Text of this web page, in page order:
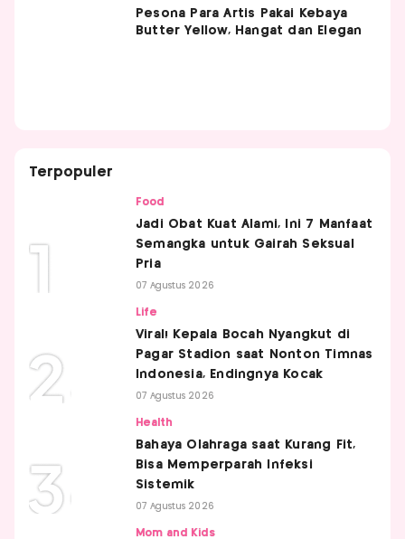
Pesona Para Artis Pakai Kebaya
Butter Yellow, Hangat dan Elegan
Terpopuler
Food
Jadi Obat Kuat Alami, Ini 7 Manfaat
Semangka untuk Gairah Seksual
Pria
07 Agustus 2026
Life
Viral! Kepala Bocah Nyangkut di
Pagar Stadion saat Nonton Timnas
Indonesia, Endingnya Kocak
07 Agustus 2026
Health
Bahaya Olahraga saat Kurang Fit,
Bisa Memperparah Infeksi
Sistemik
07 Agustus 2026
Mom and Kids